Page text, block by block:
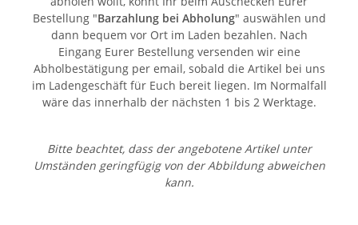
Bestellung "Barzahlung bei Abholung" auswählen und
dann bequem vor Ort im Laden bezahlen. Nach
Eingang Eurer Bestellung versenden wir eine
Abholbestätigung per email, sobald die Artikel bei uns
im Ladengeschäft für Euch bereit liegen. Im Normalfall
wäre das innerhalb der nächsten 1 bis 2 Werktage.
Bitte beachtet, dass der angebotene Artikel unter
Umständen geringfügig von der Abbildung abweichen
kann.